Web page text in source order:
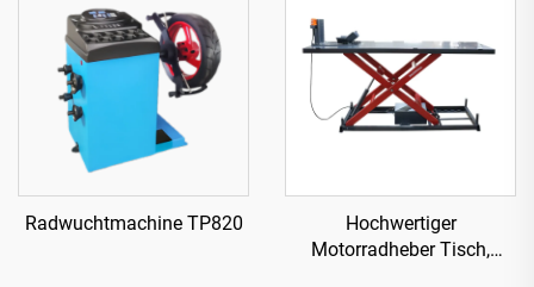
Radwuchtmachine TP820
Hochwertiger
Motorradheber Tisch,